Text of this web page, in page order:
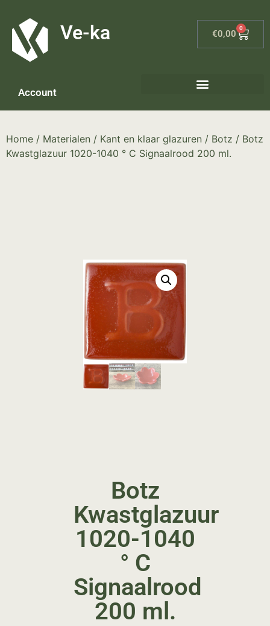
Ve-ka €0,00
0
Account
Home / Materialen / Kant en klaar glazuren / Botz / Botz
Kwastglazuur 1020-1040 ° C Signaalrood 200 ml.
Botz
Kwastglazuur
1020-1040
° C
Signaalrood
200 ml.